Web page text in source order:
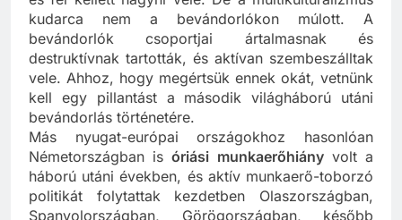
kudarca nem a bevándorlókon múlott. A
bevándorlók csoportjai ártalmasnak és
destruktívnak tartották, és aktívan szembeszálltak
vele. Ahhoz, hogy megértsük ennek okát, vetnünk
kell egy pillantást a második világháború utáni
bevándorlás történetére.
Más nyugat-európai országokhoz hasonlóan
Németországban isóriási munkaerőhiányvolt a
háború utáni években, és aktív munkaerő-toborzó
politikát folytattak kezdetben Olaszországban,
Spanyolországban, Görögországban, később